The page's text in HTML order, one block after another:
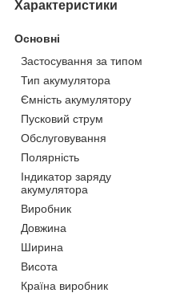
Характеристики
Основні
Застосування за типом
Тип акумулятора
Ємність акумулятору
Пусковий струм
Обслуговування
Полярність
Індикатор заряду
акумулятора
Виробник
Довжина
Ширина
Висота
Країна виробник